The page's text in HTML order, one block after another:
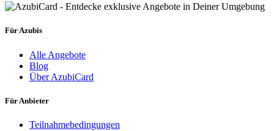
Für Azubis
Alle Angebote
Blog
Über AzubiCard
Für Anbieter
Teilnahmebedingungen